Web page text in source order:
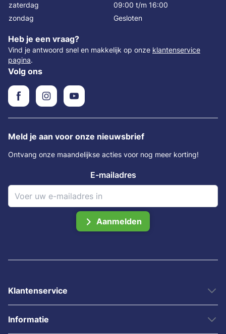
zaterdag
09:00 t/m 16:00
zondag
Gesloten
Heb je een vraag?
Vind je antwoord snel en makkelijk op onze klantenservice
pagina.
Volg ons
Meld je aan voor onze nieuwsbrief
Ontvang onze maandelijkse acties voor nog meer korting!
E-mailadres
Aanmelden
Klantenservice
Informatie